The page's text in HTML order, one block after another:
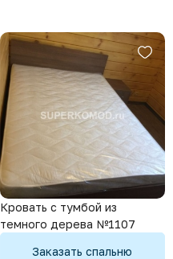
Кровать с тумбой из
темного дерева №1107
Заказать спальню